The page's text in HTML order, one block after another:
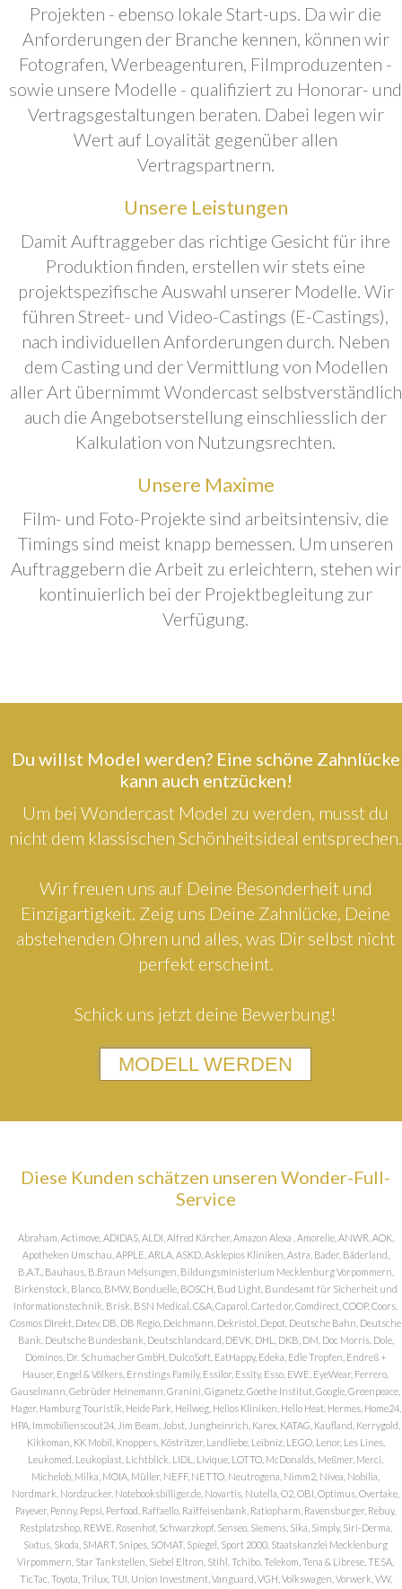
Projekten - ebenso lokale Start-ups. Da wir die
Anforderungen der Branche kennen, können wir
Fotografen, Werbeagenturen, Filmproduzenten -
sowie unsere Modelle - qualifiziert zu Honorar- und
Vertragsgestaltungen beraten. Dabei legen wir
Wert auf Loyalität gegenüber allen
Vertragspartnern.
Unsere Leistungen
Damit Auftraggeber das richtige Gesicht für ihre
Produktion finden, erstellen wir stets eine
projektspezifische Auswahl unserer Modelle. Wir
führen Street- und Video-Castings (E-Castings),
nach individuellen Anforderungen durch. Neben
dem Casting und der Vermittlung von Modellen
aller Art übernimmt Wondercast selbstverständlich
auch die Angebotserstellung einschliesslich der
Kalkulation von Nutzungsrechten.
Unsere Maxime
Film- und Foto-Projekte sind arbeitsintensiv, die
Timings sind meist knapp bemessen. Um unseren
Auftraggebern die Arbeit zu erleichtern, stehen wir
kontinuierlich bei der Projektbegleitung zur
Verfügung.
Du willst Model werden? Eine schöne Zahnlücke
kann auch entzücken!
Um bei Wondercast Model zu werden, musst du
nicht dem klassischen Schönheitsideal entsprechen.
Wir freuen uns auf Deine Besonderheit und
Einzigartigkeit. Zeig uns Deine Zahnlücke, Deine
abstehenden Ohren und alles, was Dir selbst nicht
perfekt erscheint.
Schick uns jetzt deine Bewerbung!
MODELL WERDEN
Diese Kunden schätzen unseren Wonder-Full-
Service
Abraham, Actimove, ADIDAS, ALDI, Alfred Kärcher, Amazon Alexa , Amorelie, ANWR, AOK,
Apotheken Umschau, APPLE, ARLA, ASKD, Asklepios Kliniken, Astra, Bader, Bäderland,
B.A.T., Bauhaus, B.Braun Melsungen, Bildungsministerium Mecklenburg Vorpommern,
Birkenstock, Blanco, BMW, Bonduelle, BOSCH, Bud Light, Bundesamt für Sicherheit und
Informationstechnik, Brisk, BSN Medical, C&A, Caparol, Carte d or, Comdirect, COOP, Coors,
Cosmos DIrekt, Datev, DB, DB Regio, Deichmann, Dekristol, Depot, Deutsche Bahn, Deutsche
Bank, Deutsche Bundesbank, Deutschlandcard, DEVK, DHL, DKB, DM, Doc Morris, Dole,
Dominos, Dr. Schumacher GmbH, DulcoSoft, EatHappy, Edeka, Edle Tropfen, Endreß +
Hauser, Engel & Völkers, Ernstings Family, Essilor, Essity, Esso, EWE, EyeWear, Ferrero,
Gauselmann, Gebrüder Heinemann, Granini, Giganetz, Goethe Institut, Google, Greenpeace,
Hager, Hamburg Touristik, Heide Park, Hellweg, Helios Kliniken, Hello Heat, Hermes, Home24,
HPA, Immobilienscout24, Jim Beam, Jobst, Jungheinrich, Karex, KATAG, Kaufland, Kerrygold,
Kikkoman, KK Mobil, Knoppers, Köstritzer, Landliebe, Leibniz, LEGO, Lenor, Les Lines,
Leukomed, Leukoplast, Lichtblick, LIDL, Livique, LOTTO, McDonalds, Meßmer, Merci,
Michelob, Milka, MOIA, Müller, NEFF, NETTO, Neutrogena, Nimm2, Nivea, Nobilia,
Nordmark, Nordzucker, Notebooksbilliger.de, Novartis, Nutella, O2, OBI, Optimus, Overtake,
Payever, Penny, Pepsi, Perfood, Raffaello, Raiffeisenbank, Ratiopharm, Ravensburger, Rebuy,
Restplatzshop, REWE, Rosenhof, Schwarzkopf, Senseo, Siemens, Sika, Simply, Siri-Derma,
Sixtus, Skoda, SMART, Snipes, SOMAT, Spiegel, Sport 2000, Staatskanzlei Mecklenburg
Virpommern, Star Tankstellen, Siebel Eltron, Stihl, Tchibo, Telekom, Tena & Librese, TESA,
TicTac, Toyota, Trilux, TUI, Union Investment, Vanguard, VGH, Volkswagen, Vorwerk, VW,